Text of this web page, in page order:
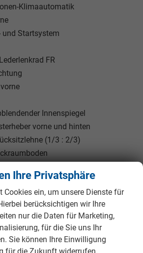
Klimaautomatik
und Startsystem
FR
Innenspiegel
vorne und hinten
(1/3 : 2/3)
des SEAT Arona FR
Ihre Privatsphäre
Cookies ein, um unsere Dienste für
berücksichtigen wir Ihre
nur die Daten für Marketing,
für die Sie uns Ihr
Sie können Ihre Einwilligung
für die Zukunft widerrufen.